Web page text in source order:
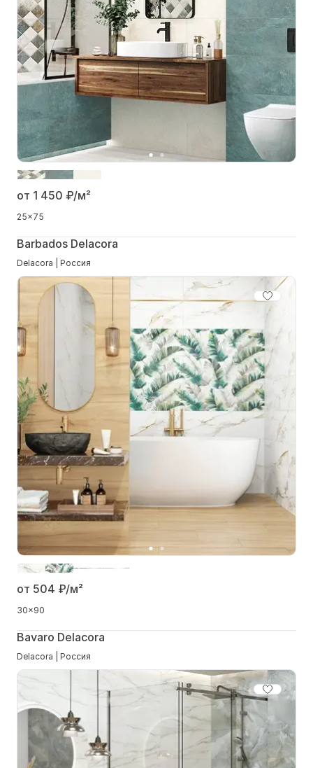
от 1 450 ₽/м²
25x75
Barbados Delacora
Delacora | Россия
от 504 ₽/м²
30x90
Bavaro Delacora
Delacora | Россия